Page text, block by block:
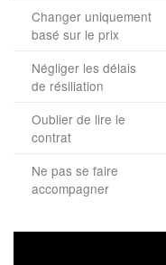
Changer uniquement
basé sur le prix
Négliger les délais
de résiliation
Oublier de lire le
contrat
Ne pas se faire
accompagner